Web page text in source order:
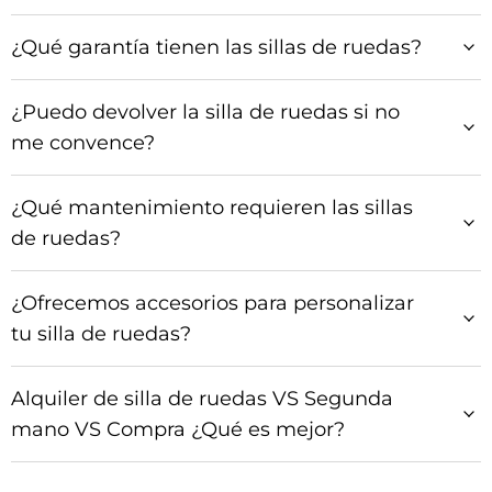
¿Qué garantía tienen las sillas de ruedas?
¿Puedo devolver la silla de ruedas si no
me convence?
¿Qué mantenimiento requieren las sillas
de ruedas?
¿Ofrecemos accesorios para personalizar
tu silla de ruedas?
Alquiler de silla de ruedas VS Segunda
mano VS Compra ¿Qué es mejor?